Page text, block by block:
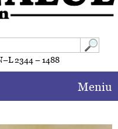
2344 – 1488
Meniu